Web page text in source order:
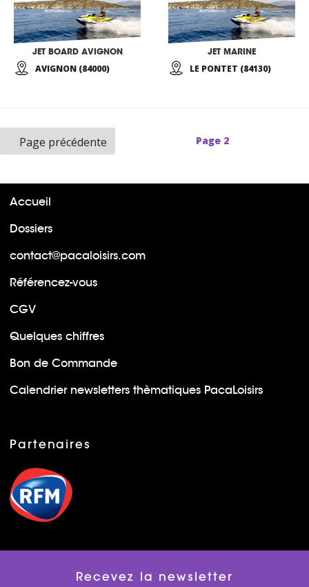
JET BOARD AVIGNON
AVIGNON (84000)
JET MARINE
LE PONTET (84130)
Page précédente Page 2
Accueil
Dossiers
contact@pacaloisirs.com
Référencez-vous
CGV
Quelques chiffres
Bon de Commande
Calendrier newsletters thèmatiques PacaLoisirs
Partenaires
Recevez la newsletter